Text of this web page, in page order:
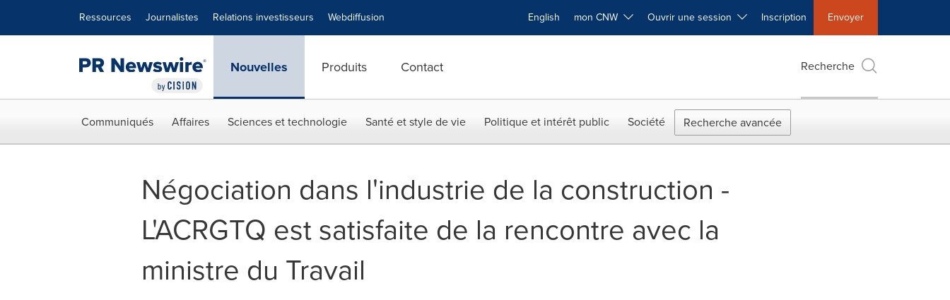
Ressources Journalistes Relations investisseurs Webdiffusion English mon CNW Ouvrir une session Inscription Envoyer
Nouvelles Produits Contact Recherche
Communiqués Affaires Sciences et technologie Santé et style de vie Politique et intérêt public Société Recherche avancée
Négociation dans l'industrie de la construction -
L'ACRGTQ est satisfaite de la rencontre avec la
ministre du Travail